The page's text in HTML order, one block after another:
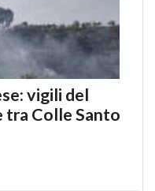
vigili del
tra Colle Santo